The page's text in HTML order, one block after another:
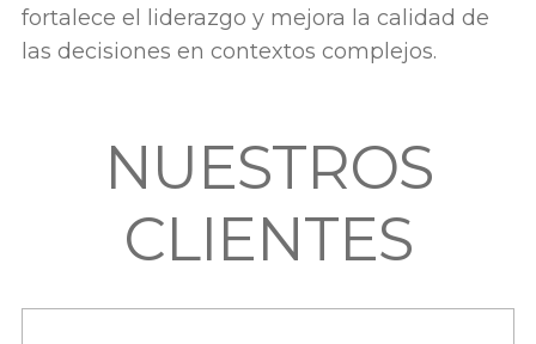
fortalece el liderazgo y mejora la calidad de
las decisiones en contextos complejos.
NUESTROS
CLIENTES